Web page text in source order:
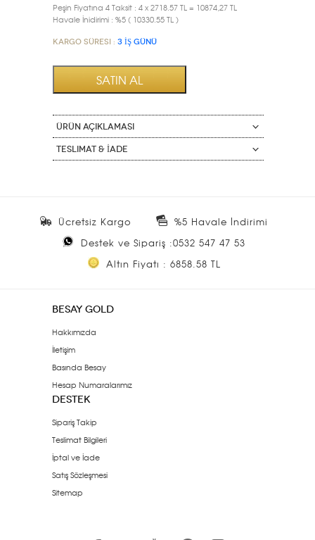
Peşin Fiyatına 4 Taksit : 4 x 2718.57 TL = 10874,27 TL
Havale İnidirimi : %5 ( 10330.55 TL )
Kargo Süresi : 3 İŞ GÜNÜ
ÜRÜN AÇIKLAMASI
Teslimat & İade
Ücretsiz Kargo
%5 Havale İndirimi
Destek ve Sipariş :0532 547 47 53
Altın Fiyatı : 6858.58 TL
BESAY GOLD
Hakkımızda
İletişim
Basında Besay
Hesap Numaralarımız
DESTEK
Sipariş Takip
Teslimat Bilgileri
İptal ve İade
Satış Sözleşmesi
Sitemap